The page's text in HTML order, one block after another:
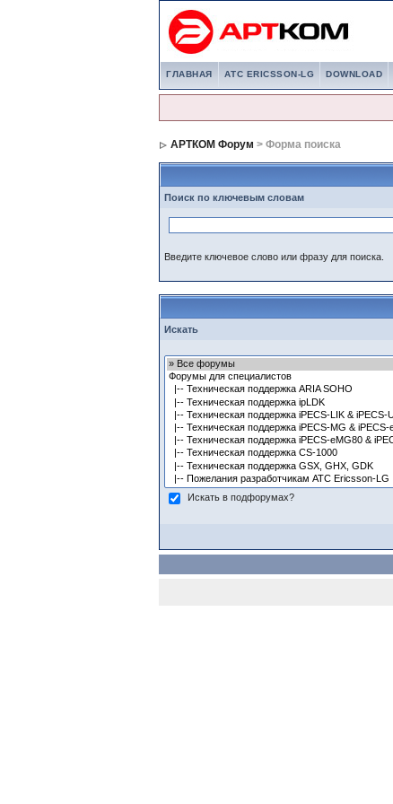
ГЛАВНАЯ АТС ERICSSON-LG DOWNLOAD
АРТКОМ Форум > Форма поиска
Поиск по ключевым словам
Введите ключевое слово или фразу для поиска.
Искать
Искать в подфорумах?